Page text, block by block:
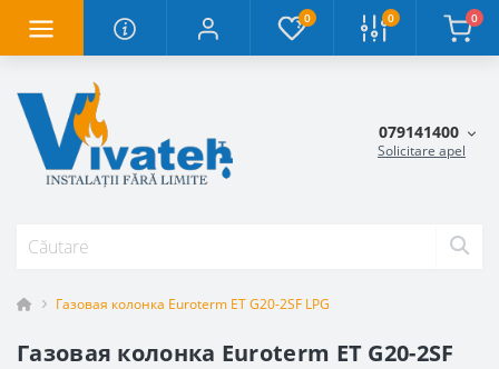
0 0 0
079141400
Solicitare apel
Газовая колонка Euroterm ET G20-2SF LPG
Газовая колонка Euroterm ET G20-2SF